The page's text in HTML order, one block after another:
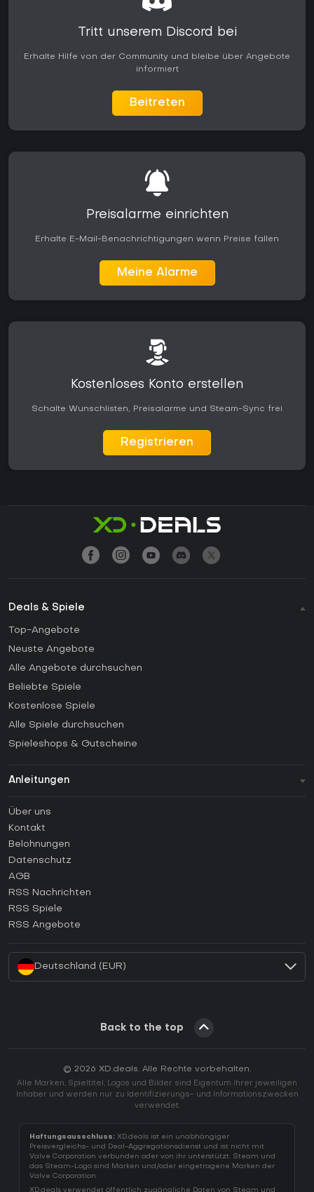
Tritt unserem Discord bei
Erhalte Hilfe von der Community und bleibe über Angebote
informiert
Beitreten
Preisalarme einrichten
Erhalte E-Mail-Benachrichtigungen wenn Preise fallen
Meine Alarme
Kostenloses Konto erstellen
Schalte Wunschlisten, Preisalarme und Steam-Sync frei
Registrieren
Deals & Spiele
Top-Angebote
Neuste Angebote
Alle Angebote durchsuchen
Beliebte Spiele
Kostenlose Spiele
Alle Spiele durchsuchen
Spieleshops & Gutscheine
Anleitungen
Anleitungen
Wie aktiviert man einen Steam CD Key?
Wie aktiviert man einen Epic Games CD Key?
Wie aktiviert man einen GOG CD Key?
Wie aktiviert man einen Ubisoft Connect CD Key?
Über uns
Kontakt
Belohnungen
Datenschutz
AGB
RSS Nachrichten
RSS Spiele
RSS Angebote
Deutschland (EUR)
Back to the top
© 2026 XD.deals. Alle Rechte vorbehalten.
Alle Marken, Spieltitel, Logos und Bilder sind Eigentum ihrer jeweiligen
Inhaber und werden nur zu Identifizierungs- und Informationszwecken
verwendet.
Haftungsausschluss: XD.deals ist ein unabhängiger
Preisvergleichs- und Deal-Aggregationsdienst und ist nicht mit
Valve Corporation verbunden oder von ihr unterstützt. Steam und
das Steam-Logo sind Marken und/oder eingetragene Marken der
Valve Corporation.
XD.deals verwendet öffentlich zugängliche Daten von Steam und